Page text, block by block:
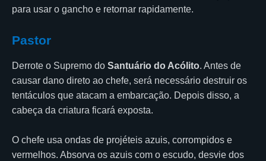
para usar o gancho e retornar rapidamente.
Pastor
Derrote o Supremo do Santuário do Acólito. Antes de
causar dano direto ao chefe, será necessário destruir os
tentáculos que atacam a embarcação. Depois disso, a
cabeça da criatura ficará exposta.
O chefe usa ondas de projéteis azuis, corrompidos e
vermelhos. Absorva os azuis com o escudo, desvie dos